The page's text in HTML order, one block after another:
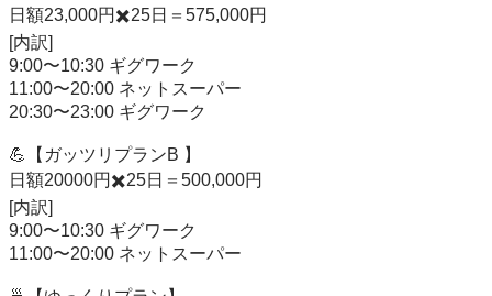
日額23,000円✖️25日＝575,000円
[内訳]
9:00〜10:30 ギグワーク
11:00〜20:00 ネットスーパー
20:30〜23:00 ギグワーク
💪【ガッツリプランB 】
日額20000円✖️25日＝500,000円
[内訳]
9:00〜10:30 ギグワーク
11:00〜20:00 ネットスーパー